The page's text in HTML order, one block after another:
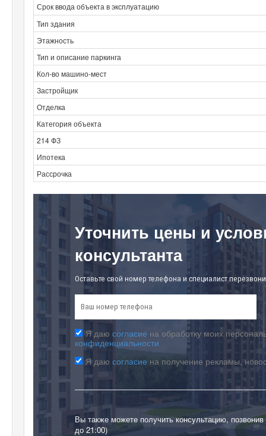
Срок ввода объекта в эксплуатацию
Тип здания
Этажность
Тип и описание паркинга
Кол-во машино-мест
Застройщик
Отделка
Категория объекта
214 ФЗ
Ипотека
Рассрочка
Уточнить цены и
консультанта
Оставьте свой номер телефона и специалист
Я даю согласие на обработку моих
конфиденциальности
Я даю согласие на получение рекламы,
Вы также можете получить консультацию,
до 21:00)